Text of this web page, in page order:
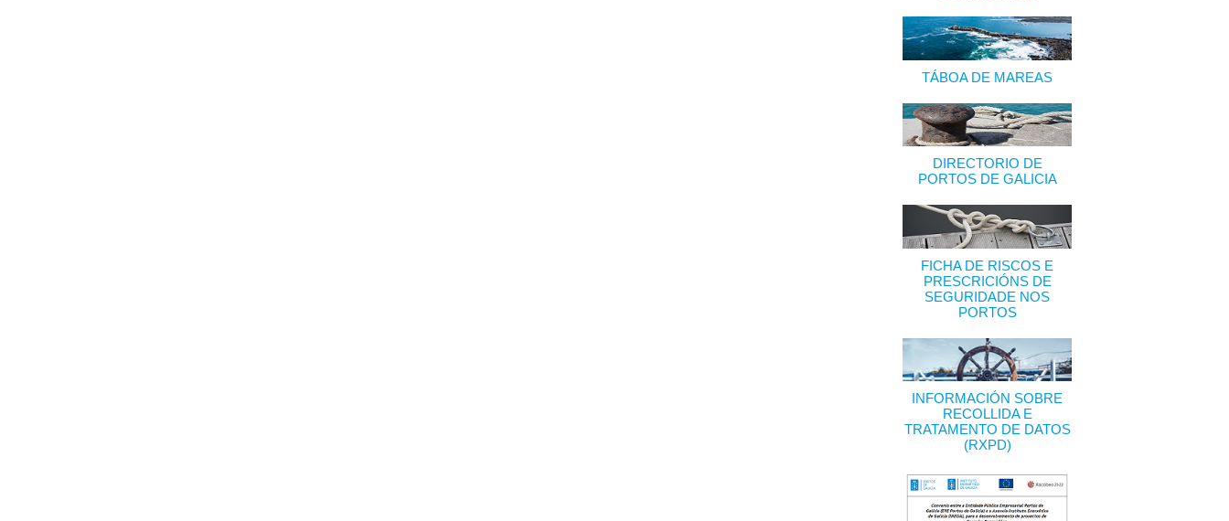
TÁBOA DE MAREAS
DIRECTORIO DE
PORTOS DE GALICIA
FICHA DE RISCOS E
PRESCRICIÓNS DE
SEGURIDADE NOS
PORTOS
INFORMACIÓN SOBRE
RECOLLIDA E
TRATAMENTO DE DATOS
(RXPD)